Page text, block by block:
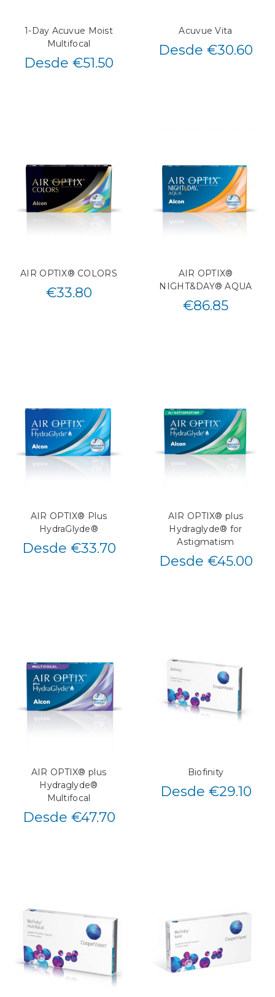
1-Day Acuvue Moist
Multifocal
Desde €51.50
Acuvue Vita
Desde €30.60
AIR OPTIX® COLORS
€33.80
AIR OPTIX®
NIGHT&DAY® AQUA
€86.85
AIR OPTIX® Plus
HydraGlyde®
Desde €33.70
AIR OPTIX® plus
Hydraglyde® for
Astigmatism
Desde €45.00
AIR OPTIX® plus
Hydraglyde®
Multifocal
Desde €47.70
Biofinity
Desde €29.10